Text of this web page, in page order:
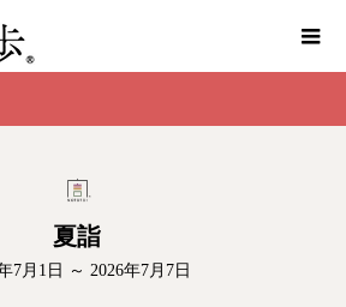
夏詣
7月1日 ～ 2026年7月7日